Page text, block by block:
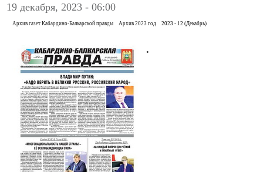
19 декабря, 2023 - 06:00
Архив газет Кабардино-Балкарской правды Архив 2023 год 2023 - 12 (Декабрь)
.